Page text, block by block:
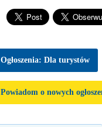
Ogłoszenia: Dla turystów
Powiadom o nowych